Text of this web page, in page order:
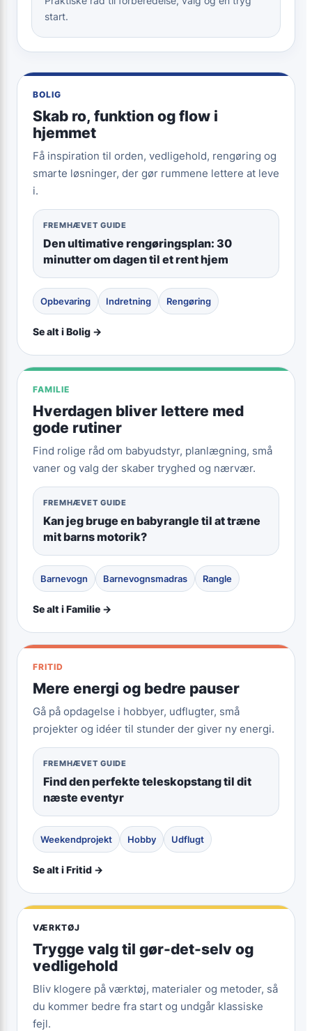
start.
BOLIG
Skab ro, funktion og flow i
hjemmet
Få inspiration til orden, vedligehold, rengøring og
smarte løsninger, der gør rummene lettere at leve
i.
FREMHÆVET GUIDE
Den ultimative rengøringsplan: 30
minutter om dagen til et rent hjem
Opbevaring Indretning Rengøring
Se alt i Bolig →
FAMILIE
Hverdagen bliver lettere med
gode rutiner
Find rolige råd om babyudstyr, planlægning, små
vaner og valg der skaber tryghed og nærvær.
FREMHÆVET GUIDE
Kan jeg bruge en babyrangle til at træne
mit barns motorik?
Barnevogn Barnevognsmadras Rangle
Se alt i Familie →
FRITID
Mere energi og bedre pauser
Gå på opdagelse i hobbyer, udflugter, små
projekter og idéer til stunder der giver ny energi.
FREMHÆVET GUIDE
Find den perfekte teleskopstang til dit
næste eventyr
Weekendprojekt Hobby Udflugt
Se alt i Fritid →
VÆRKTØJ
Trygge valg til gør-det-selv og
vedligehold
Bliv klogere på værktøj, materialer og metoder, så
du kommer bedre fra start og undgår klassiske
fejl.